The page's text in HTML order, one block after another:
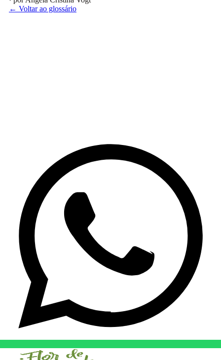
← Voltar ao glossário